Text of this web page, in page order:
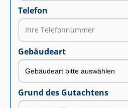
Telefon
Gebäudeart
Grund des Gutachtens